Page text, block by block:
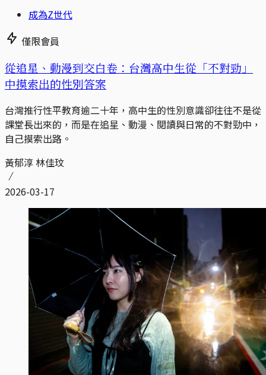
成為Z世代
僅限會員
從追星、動漫到交白卷：台灣高中生從「不對勁」
中摸索出的性別答案
台灣推行性平教育逾二十年，高中生的性別意識卻往往不是從
課堂長出來的，而是在追星、動漫、閱讀與日常的不對勁中，
自己摸索出路。
黃郁淳 林佳玟
2026-03-17